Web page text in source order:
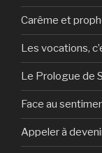
Carême et
Les vocations,
Le Prologue de
Face au
Appeler à